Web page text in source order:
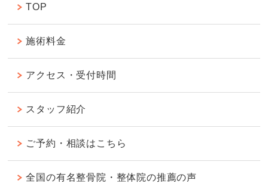
TOP
施術料金
アクセス・受付時間
スタッフ紹介
ご予約・相談はこちら
全国の有名整骨院・整体院の推薦の声